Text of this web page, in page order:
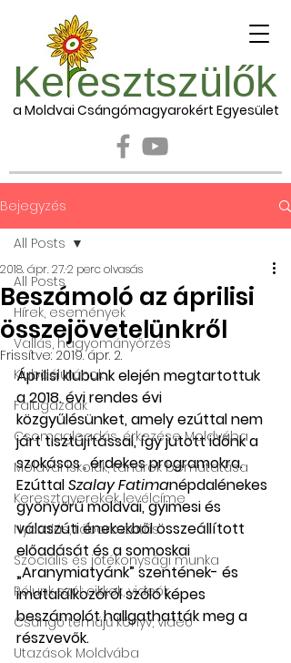
Ke esztszülők
a Moldvai Csángómagyarokért Egyesület
Bejegyzés
All Posts
Hírek, események
Vallás, hagyományőrzés
Klubdélutánok
Falugazdák
Csomagleadás, érkezése Moldvába
Moldvai iskolák, tanárok bemutatása
Keresztgyerekek levélcíme
Nyaralás, táboroztatás
Szociális és jótékonysági munka
Rólunk szól: cikkek, videók
Csángó témájú könyv, videó
Utazások Moldvába
All Posts
Beszámoló az áprilisi
összejövetelünkről
2018. ápr. 27.2 perc olvasás
Frissítve:2019. ápr. 2.
Áprilisi klubunk elején megtartottuk
a 2018. évi rendes évi
közgyűlésünket, amely ezúttal nem
járt tisztújítással, így jutott időnk a
szokásos , érdekes programokra.
Ezúttal Szalay Fatimanépdalénekes
gyönyörű moldvai, gyimesi és
válaszúti énekekből összeállított
előadását és a somoskai
„Aranymiatyánk” szentének- és
imatalálkozóról szóló képes
beszámolót hallgathatták meg a
részvevők.